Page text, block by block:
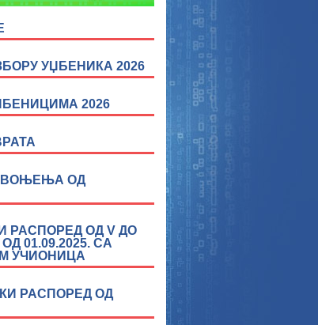
УЏБЕНИКА 2026
2026
ОД
ОД V ДО
01.09.2025. СА
УЧИОНИЦА
РАСПОРЕД ОД